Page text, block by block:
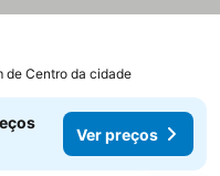
de Centro da cidade
Ver preços